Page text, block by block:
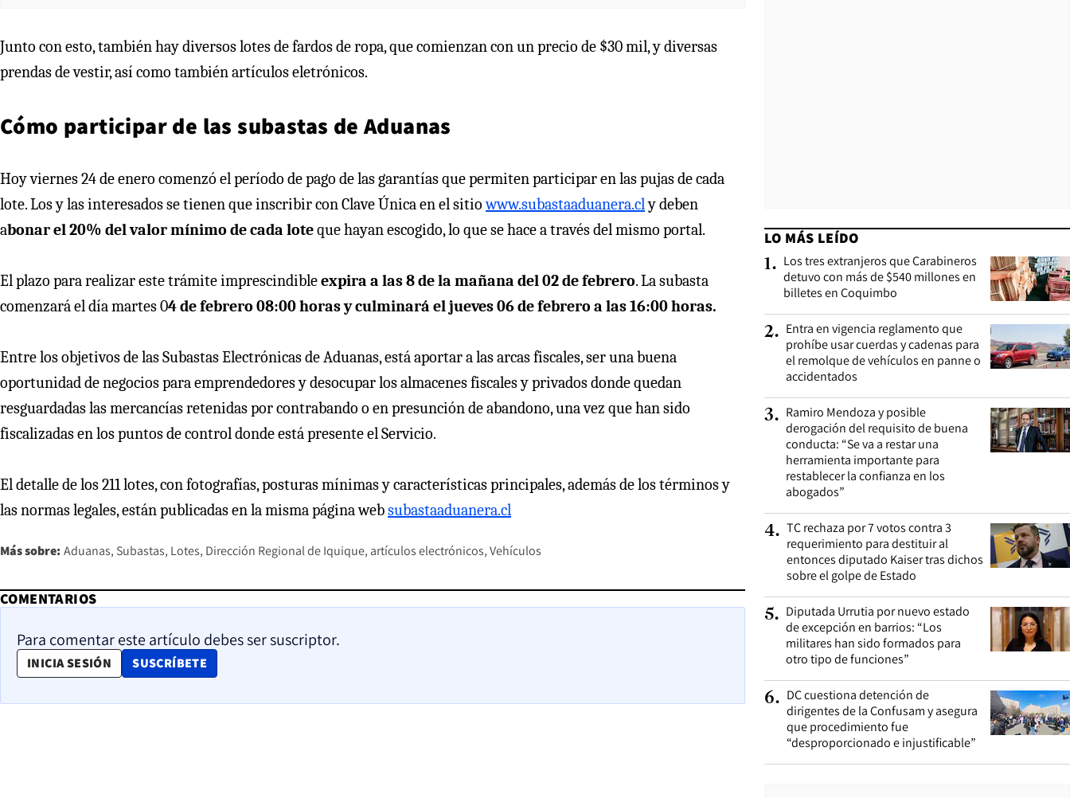
Junto con esto, también hay diversos lotes de fardos de ropa, que comienzan con un precio de $30 mil, y diversas
prendas de vestir, así como también artículos eletrónicos.
Cómo participar de las subastas de Aduanas
Hoy viernes 24 de enero comenzó el período de pago de las garantías que permiten participar en las pujas de cada
lote. Los y las interesados se tienen que inscribir con Clave Única en el sitiowww.subastaaduanera.cly deben
abonar el 20% del valor mínimo de cada loteque hayan escogido, lo que se hace a través del mismo portal.
El plazo para realizar este trámite imprescindibleexpira a las 8 de la mañana del 02 de febrero. La subasta
comenzará el día martes 04 de febrero 08:00 horas y culminará el jueves 06 de febrero a las 16:00 horas.
Entre los objetivos de las Subastas Electrónicas de Aduanas, está aportar a las arcas fiscales, ser una buena
oportunidad de negocios para emprendedores y desocupar los almacenes fiscales y privados donde quedan
resguardadas las mercancías retenidas por contrabando o en presunción de abandono, una vez que han sido
fiscalizadas en los puntos de control donde está presente el Servicio.
El detalle de los 211 lotes, con fotografías, posturas mínimas y características principales, además de los términos y
las normas legales, están publicadas en la misma página websubastaaduanera.cl
Más sobre: Aduanas Subastas Lotes Dirección Regional de Iquique artículos electrónicos Vehículos
COMENTARIOS
Para comentar este artículo debes ser suscriptor.
INICIA SESIÓN SUSCRÍBETE
OPENS IN NEW WINDOW
LO MÁS LEÍDO
1. Los tres extranjeros que Carabineros
detuvo con más de $540 millones en
billetes en Coquimbo
2. Entra en vigencia reglamento que
prohíbe usar cuerdas y cadenas para
el remolque de vehículos en panne o
accidentados
3. Ramiro Mendoza y posible
derogación del requisito de buena
conducta: “Se va a restar una
herramienta importante para
restablecer la confianza en los
abogados”
4. TC rechaza por 7 votos contra 3
requerimiento para destituir al
entonces diputado Kaiser tras dichos
sobre el golpe de Estado
5. Diputada Urrutia por nuevo estado
de excepción en barrios: “Los
militares han sido formados para
otro tipo de funciones”
6. DC cuestiona detención de
dirigentes de la Confusam y asegura
que procedimiento fue
“desproporcionado e injustificable”